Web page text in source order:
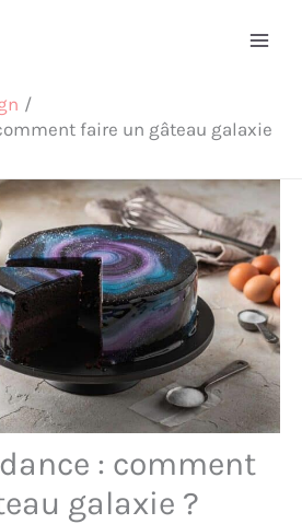
faire un gâteau galaxie
: comment
galaxie ?